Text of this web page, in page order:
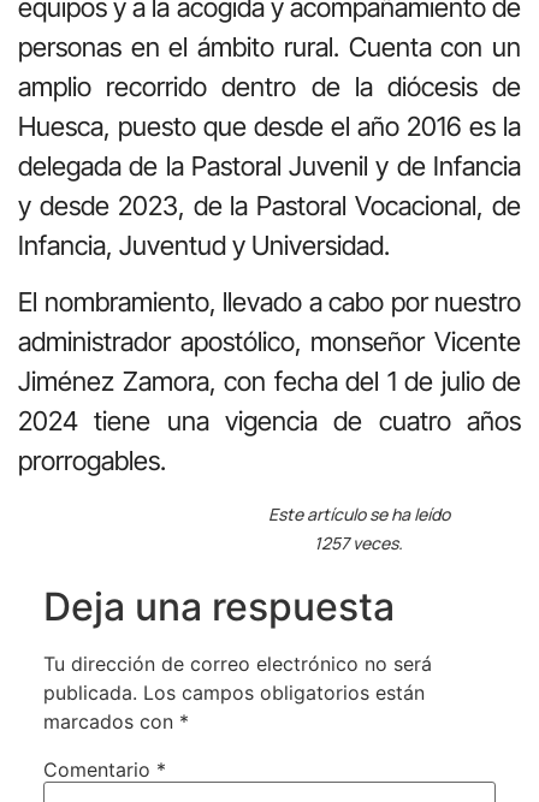
equipos y a la acogida y acompañamiento de
personas en el ámbito rural. Cuenta con un
amplio recorrido dentro de la diócesis de
Huesca, puesto que desde el año 2016 es la
delegada de la Pastoral Juvenil y de Infancia
y desde 2023, de la Pastoral Vocacional, de
Infancia, Juventud y Universidad.
El nombramiento, llevado a cabo por nuestro
administrador apostólico, monseñor Vicente
Jiménez Zamora, con fecha del 1 de julio de
2024 tiene una vigencia de cuatro años
prorrogables.
Este artículo se ha leído
1257 veces.
Deja una respuesta
Tu dirección de correo electrónico no será
publicada. Los campos obligatorios están
marcados con *
Comentario *